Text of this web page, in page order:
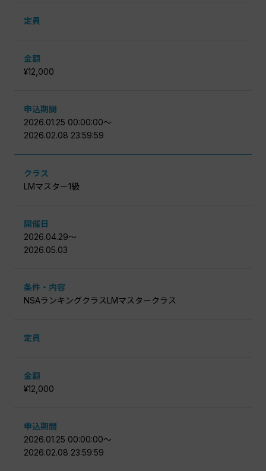
定員
金額
¥12,000
申込期間
2026.01.25 00:00:00〜
2026.02.08 23:59:59
クラス
LMマスター1級
開催日
2026.04.29〜
2026.05.03
条件・内容
NSAランキングクラスLMマスタークラス
定員
金額
¥12,000
申込期間
2026.01.25 00:00:00〜
2026.02.08 23:59:59